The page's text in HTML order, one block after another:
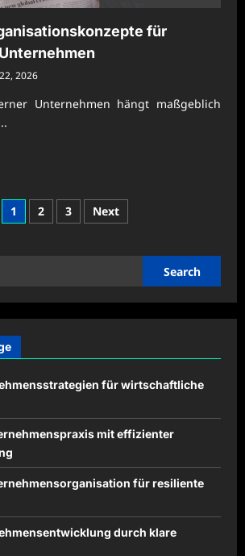
für
2026
Unternehmen hängt maßgeblich
Posts
1 2 3 Next
für wirtschaftliche
mit effizienter
für resiliente
durch klare